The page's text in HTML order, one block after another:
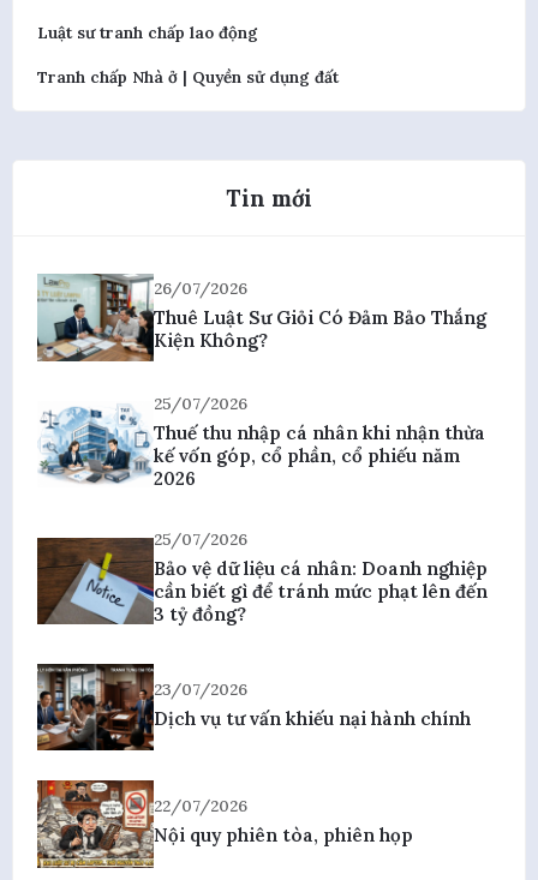
Luật sư tranh chấp lao động
Tranh chấp Nhà ở | Quyền sử dụng đất
Tin mới
26/07/2026
Thuê Luật Sư Giỏi Có Đảm Bảo Thắng
Kiện Không?
25/07/2026
Thuế thu nhập cá nhân khi nhận thừa
kế vốn góp, cổ phần, cổ phiếu năm
2026
25/07/2026
Bảo vệ dữ liệu cá nhân: Doanh nghiệp
cần biết gì để tránh mức phạt lên đến
3 tỷ đồng?
23/07/2026
Dịch vụ tư vấn khiếu nại hành chính
22/07/2026
Nội quy phiên tòa, phiên họp